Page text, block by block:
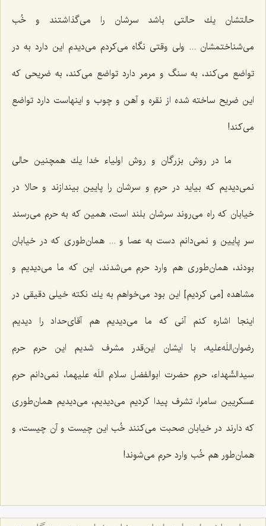
حالتشان یك حالتی باشد سرشان را می‌گذاشتند و خُب
می‌شناختمشان ... ولی وقتی نگاه می‌كردم می‌دیدم این دارد به در
تواضع می‌كند، به سنگ و مرمر دارد تواضع می‌كند، به ضریحی كه
این ضریح ساخته شده از نقره و آهن و چوب و اینهاست دارد تواضع
می‌كند!
ما در روش بزرگان و روش اولیاء خدا یك همچنین حالی
نمی‌دیدیم كه بیاید در حرم و سرشان را پایین بیندازند و حالا در
خیابان كه راه می‌روند سرشان بلند است، همین كه به حرم می‌رسند
سر پایین و نمی‌دانم دست به عصا و ... همان‌طوری كه در خیابان
بودند، همان‌طوری هم وارد حرم می‌شدند، این كه ما می‌دیدیم و
مشاهده [می كردیم‌] این بود می‌خواهم به یك نكته خیلی دقیقی در
اینجا اشاره كنم آنی كه ما می‌دیدیم هم آقای‌حداد را دیدیم
رضوان‌اللَه‌علیه، با ایشان این‌قدر مشرف شدیم این حرم حرم
سیدالشّهداء، حرم حضرت ابوالفضل سلام اللَه علیهما، نمی‌دانم حرم
عسكریین سامرا، تشرف پیدا كردیم می‌دیدیم، می‌دیدیم همان‌طوری
كه دارند در خیابان صحبت می‌كنند خُب این چیست و آن چیست، و
همان‌طور هم خُب وارد حرم می‌شوند!